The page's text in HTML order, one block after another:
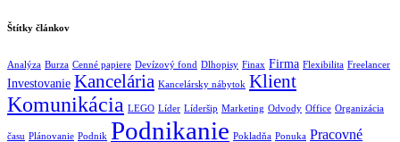
Štítky článkov
Analýza Burza Cenné papiere Devízový fond Dlhopisy Finax Firma Flexibilita Freelancer
Investovanie Kancelária Kancelársky nábytok Klient
Komunikácia LEGO Líder Líderšip Marketing Odvody Office Organizácia
času Plánovanie Podnik Podnikanie Pokladňa Ponuka Pracovné